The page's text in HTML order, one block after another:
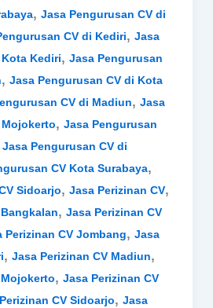
, Jasa Pengurusan CV di
CV di Kediri, Jasa
Kediri, Jasa Pengurusan
, Jasa Pengurusan CV di Kota
CV di Madiun, Jasa
, Jasa Pengurusan
Jasa Pengurusan CV di
CV Kota Surabaya,
Sidoarjo, Jasa Perizinan CV,
, Jasa Perizinan CV
Perizinan CV Jombang, Jasa
, Jasa Perizinan CV Madiun,
, Jasa Perizinan CV
CV Sidoarjo, Jasa